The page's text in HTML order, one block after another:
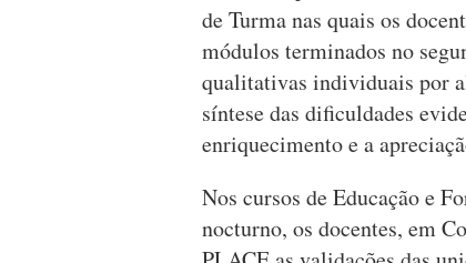
de Turma nas quais os
módulos terminados no
qualitativas individuais por
síntese das dificuldades
enriquecimento e a
Nos cursos de Educação e
nocturno, os docentes, em